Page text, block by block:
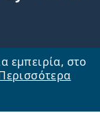
εμπειρία, στο